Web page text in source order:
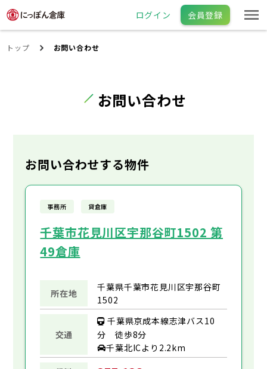
ログイン 会員登録
トップ お問い合わせ
お問い合わせ
お問い合わせする物件
事務所 貸倉庫
千葉市花見川区宇那谷町1502 第
49倉庫
所在地
千葉県千葉市花見川区宇那谷町
1502
交通
千葉県京成本線志津バス10
分 徒歩8分
千葉北ICより2.2km